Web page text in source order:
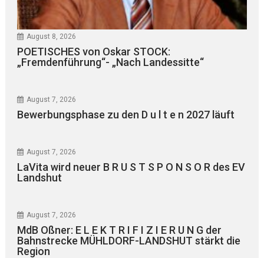
August 8, 2026
POETISCHES von Oskar STOCK:
„Fremdenführung“- „Nach Landessitte“
August 7, 2026
Bewerbungsphase zu den D u l t e n 2027 läuft
August 7, 2026
LaVita wird neuer B R U S T S P O N S O R des EV
Landshut
August 7, 2026
MdB Oßner: E L E K T R I F I Z I E R U N G der
Bahnstrecke MÜHLDORF-LANDSHUT stärkt die
Region